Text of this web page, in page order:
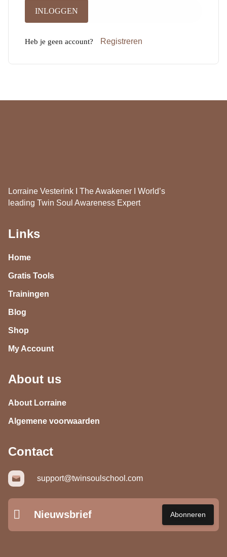
Heb je geen account? Registreren
Lorraine Vesterink I The Awakener I World’s
leading Twin Soul Awareness Expert
Links
Home
Gratis Tools
Trainingen
Blog
Shop
My Account
About us
About Lorraine
Algemene voorwaarden
Contact
support@twinsoulschool.com
Nieuwsbrief Abonneren